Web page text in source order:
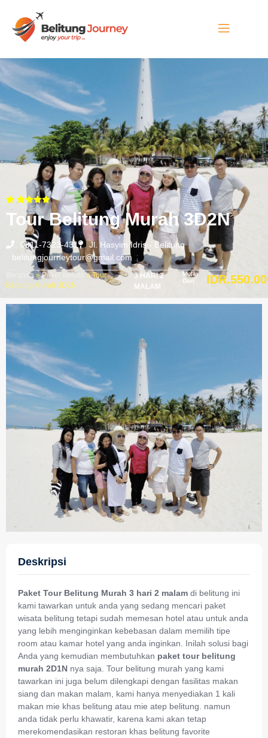
Tour Belitung Murah 3D2N
0811-7323-431
Jl. Hasyim Idris - Belitung
belitungjourneytour@gmail.com
Beranda »Paket Wisata »Tour
Belitung Murah 3D2N
3 HARI 2
MALAM
Mulai
Dari
Deskripsi
Paket Tour Belitung Murah 3 hari 2 malam di belitung ini
kami tawarkan untuk anda yang sedang mencari paket
wisata belitung tetapi sudah memesan hotel atau untuk anda
yang lebih menginginkan kebebasan dalam memilih tipe
room atau kamar hotel yang anda inginkan. Inilah solusi bagi
Anda yang kemudian membutuhkan paket tour belitung
murah 2D1N nya saja. Tour belitung murah yang kami
tawarkan ini juga belum dilengkapi dengan fasilitas makan
siang dan makan malam, kami hanya menyediakan 1 kali
makan mie khas belitung atau mie atep belitung. namun
anda tidak perlu khawatir, karena kami akan tetap
merekomendasikan restoran khas belitung favorite